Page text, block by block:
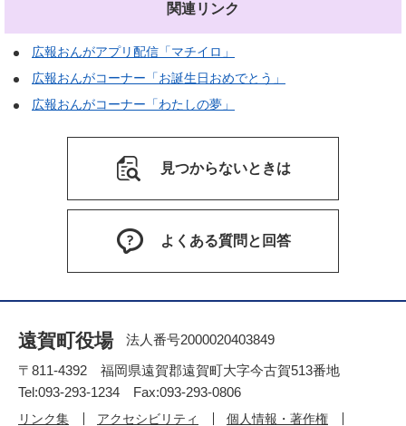
関連リンク
広報おんがアプリ配信「マチイロ」
広報おんがコーナー「お誕生日おめでとう」
広報おんがコーナー「わたしの夢」
見つからないときは
よくある質問と回答
遠賀町役場
法人番号2000020403849
〒811-4392 福岡県遠賀郡遠賀町大字今古賀513番地
Tel:093-293-1234 Fax:093-293-0806
リンク集 アクセシビリティ 個人情報・著作権